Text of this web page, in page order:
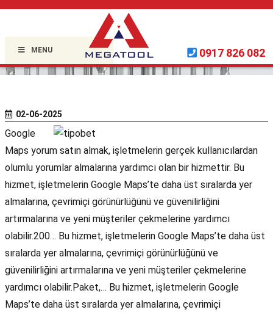
MENU 0917 826 082
Uncategorized »
02-06-2025
Google
Maps yorum satın almak, işletmelerin gerçek kullanıcılardan
olumlu yorumlar almalarına yardımcı olan bir hizmettir. Bu
hizmet, işletmelerin Google Maps’te daha üst sıralarda yer
almalarına, çevrimiçi görünürlüğünü ve güvenilirliğini
artırmalarına ve yeni müşteriler çekmelerine yardımcı
olabilir.200… Bu hizmet, işletmelerin Google Maps’te daha üst
sıralarda yer almalarına, çevrimiçi görünürlüğünü ve
güvenilirliğini artırmalarına ve yeni müşteriler çekmelerine
yardımcı olabilir.Paket,… Bu hizmet, işletmelerin Google
Maps’te daha üst sıralarda yer almalarına, çevrimiçi